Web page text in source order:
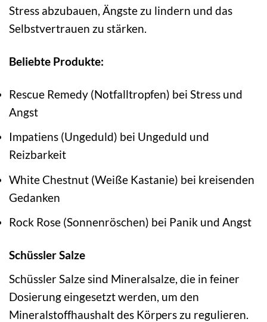
Stress abzubauen, Ängste zu lindern und das
Selbstvertrauen zu stärken.
Beliebte Produkte:
Rescue Remedy (Notfalltropfen) bei Stress und
Angst
Impatiens (Ungeduld) bei Ungeduld und
Reizbarkeit
White Chestnut (Weiße Kastanie) bei kreisenden
Gedanken
Rock Rose (Sonnenröschen) bei Panik und Angst
Schüssler Salze
Schüssler Salze sind Mineralsalze, die in feiner
Dosierung eingesetzt werden, um den
Mineralstoffhaushalt des Körpers zu regulieren.